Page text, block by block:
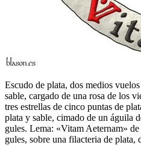
Escudo de plata, dos medios
sable, cargado de una rosa de los
tres estrellas de cinco puntas de
plata y sable, cimado de un águila
gules. Lema: «Vitam Aeternam»
gules, sobre una filacteria de plata,